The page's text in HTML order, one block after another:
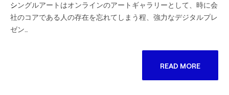
シングルアートはオンラインのアートギャラリーとして、時に会
社のコアである人の存在を忘れてしまう程、強力なデジタルプレ
ゼン…
READ MORE